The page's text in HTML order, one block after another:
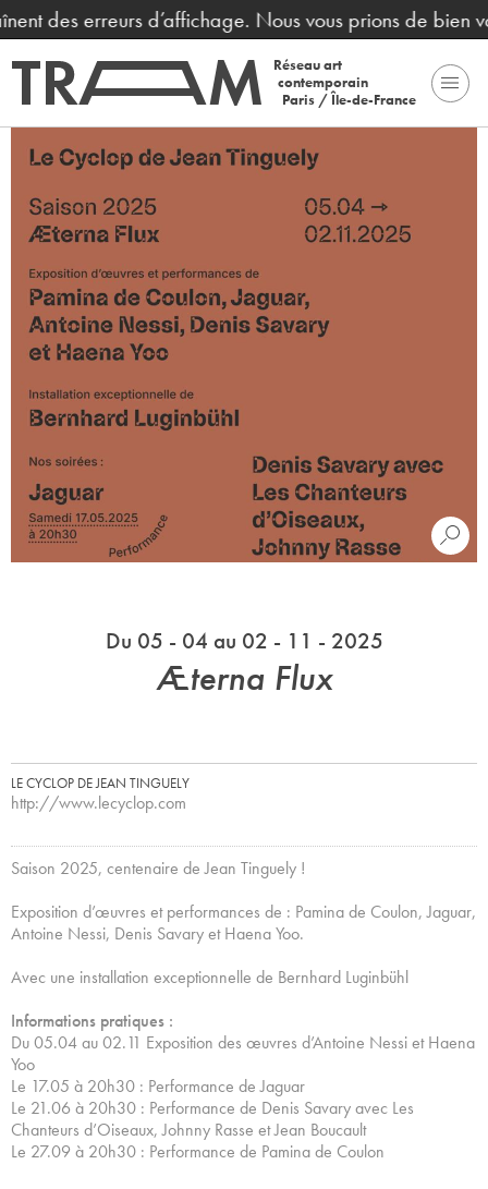
des erreurs d’affichage. Nous vous prions de bien
Réseau art
contemporain
Paris / Île-de-France
Du 05 - 04 au 02 - 11 - 2025
Æterna Flux
LE CYCLOP DE JEAN TINGUELY
http://www.lecyclop.com
Saison 2025, centenaire de Jean Tinguely !
Exposition d’œuvres et performances de : Pamina de Coulon, Jaguar,
Antoine Nessi, Denis Savary et Haena Yoo.
Avec une installation exceptionnelle de Bernhard Luginbühl
Informations pratiques :
Du 05.04 au 02.11 Exposition des œuvres d’Antoine Nessi et Haena
Yoo
Le 17.05 à 20h30 : Performance de Jaguar
Le 21.06 à 20h30 : Performance de Denis Savary avec Les
Chanteurs d’Oiseaux, Johnny Rasse et Jean Boucault
Le 27.09 à 20h30 : Performance de Pamina de Coulon